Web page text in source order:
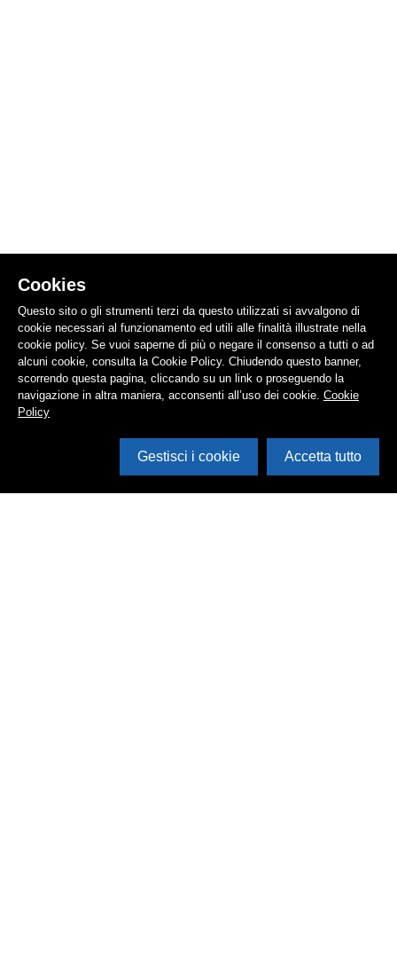
Cookies
Questo sito o gli strumenti terzi da questo utilizzati si avvalgono di
cookie necessari al funzionamento ed utili alle finalità illustrate nella
cookie policy. Se vuoi saperne di più o negare il consenso a tutti o ad
alcuni cookie, consulta la Cookie Policy. Chiudendo questo banner,
scorrendo questa pagina, cliccando su un link o proseguendo la
navigazione in altra maniera, acconsenti all’uso dei cookie. Cookie
Policy
Gestisci i cookie Accetta tutto